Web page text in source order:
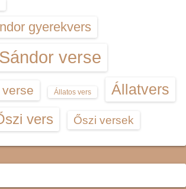
gyerekvers
verse
Állatos vers Állatvers
vers Őszi versek